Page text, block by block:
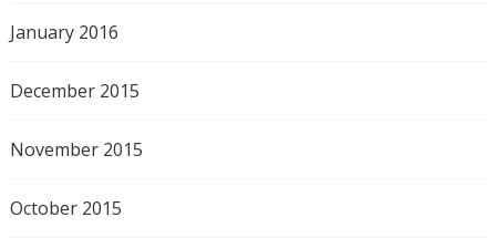
January 2016
December 2015
November 2015
October 2015